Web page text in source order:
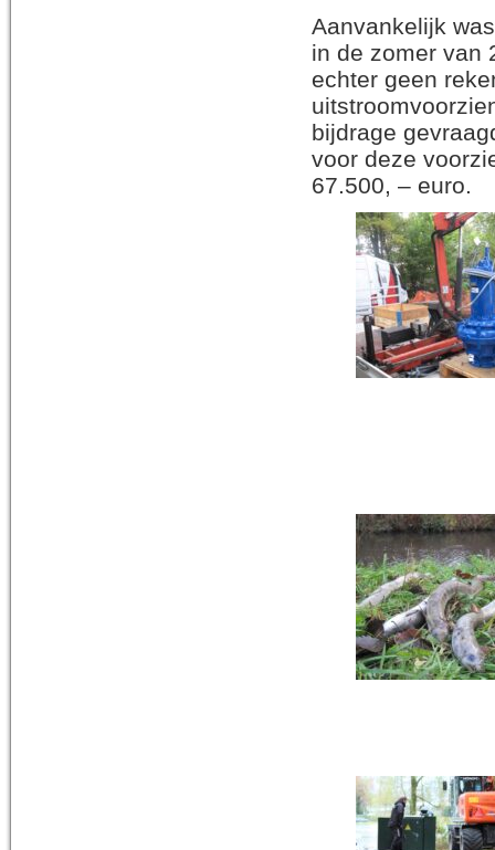
Aanvankelijk
in de zomer van
echter geen
bijdrage
voor deze
67.500, – euro.